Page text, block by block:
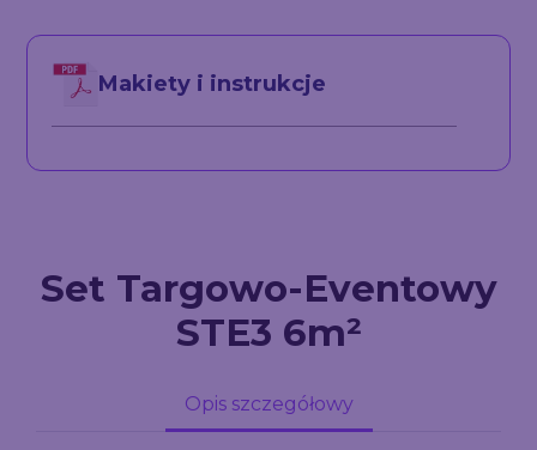
Makiety i instrukcje
Set Targowo-Eventowy
STE3 6m²
Opis szczegółowy